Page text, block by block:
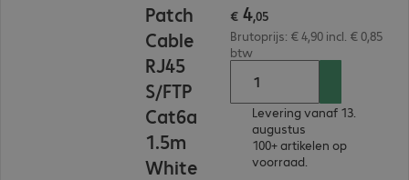
Patch
Cable
RJ45
S/FTP
Cat6a
1.5m
White
€ 4,05
Brutoprijs: € 4,90 incl. € 0,85
btw
Levering vanaf 13.
augustus
100+ artikelen op
voorraad.